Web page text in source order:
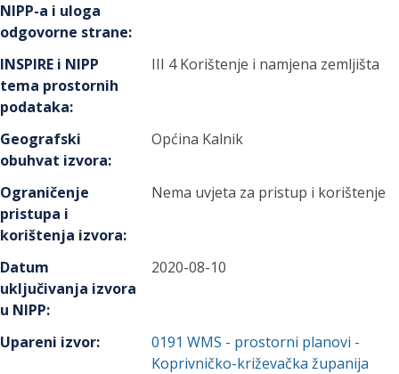
NIPP-a i uloga
odgovorne strane:
INSPIRE i NIPP
tema prostornih
podataka:
III 4 Korištenje i namjena zemljišta
Geografski
obuhvat izvora:
Općina Kalnik
Ograničenje
pristupa i
korištenja izvora:
Nema uvjeta za pristup i korištenje
Datum
uključivanja izvora
u NIPP:
2020-08-10
Upareni izvor: 0191 WMS - prostorni planovi -
Koprivničko-križevačka županija